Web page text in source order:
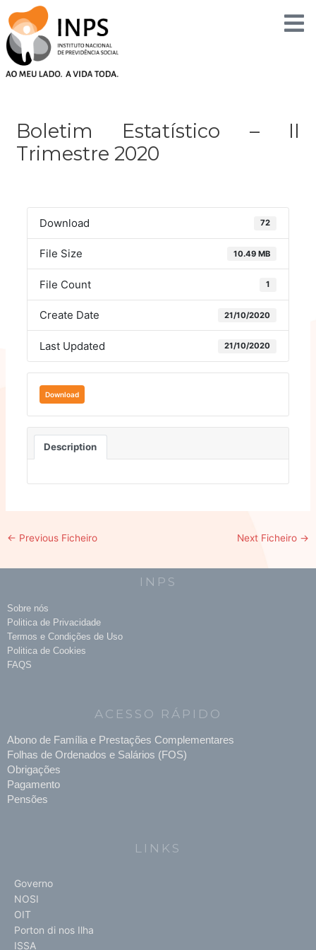
to
content
Boletim Estatístico – II
Trimestre 2020
Download 72
File Size 10.49 MB
File Count 1
Create Date 21/10/2020
Last Updated 21/10/2020
Download
Description
← Previous Ficheiro Next Ficheiro →
INPS
Sobre nós
Politica de Privacidade
Termos e Condições de Uso
Politica de Cookies
FAQS
ACESSO RÁPIDO
Abono de Família e Prestações Complementares
Folhas de Ordenados e Salários (FOS)
Obrigações
Pagamento
Pensões
LINKS
Governo
NOSI
OIT
Porton di nos Ilha
ISSA